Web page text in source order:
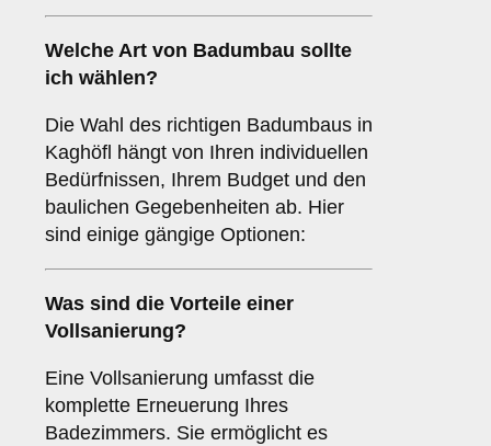
Welche Art von Badumbau sollte
ich wählen?
Die Wahl des richtigen Badumbaus in
Kaghöfl hängt von Ihren individuellen
Bedürfnissen, Ihrem Budget und den
baulichen Gegebenheiten ab. Hier
sind einige gängige Optionen:
Was sind die Vorteile einer
Vollsanierung?
Eine Vollsanierung umfasst die
komplette Erneuerung Ihres
Badezimmers. Sie ermöglicht es